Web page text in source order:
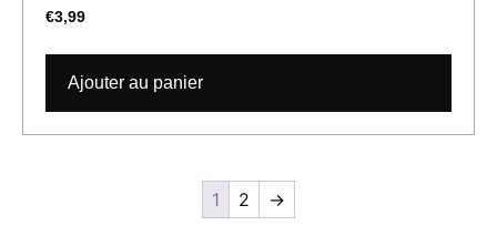
€3,99
Ajouter au panier
1 2 →